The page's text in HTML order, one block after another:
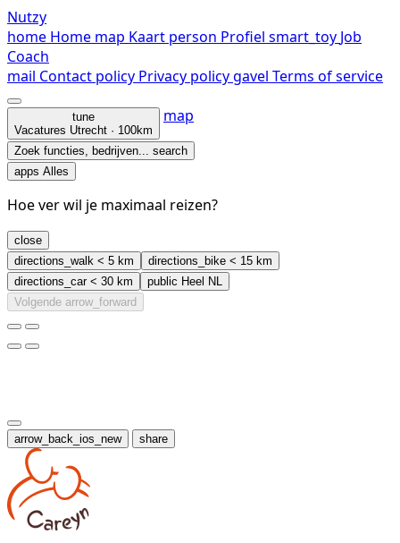
Nutzy
home Home map Kaart person Profiel smart_toy Job
Coach
mail Contact policy Privacy policygavel Terms of service
tune
Vacatures Utrecht · 100km
map
Zoek functies, bedrijven... search
apps Alles
Hoe ver wil je maximaal reizen?
close
directions_walk < 5 km directions_bike < 15 km
directions_car< 30 km public Heel NL
Volgende arrow_forward
arrow_back_ios_new share